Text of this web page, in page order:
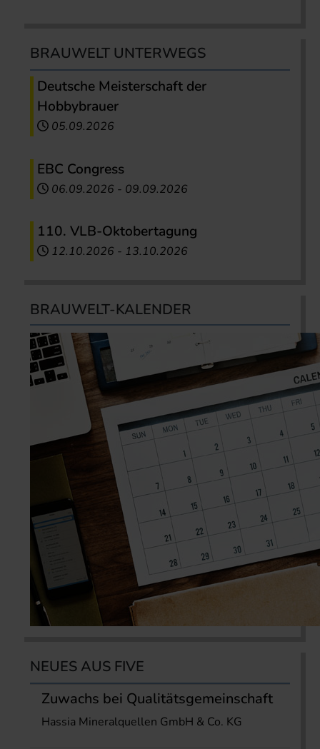
BRAUWELT UNTERWEGS
Deutsche Meisterschaft der
Hobbybrauer
05.09.2026
EBC Congress
06.09.2026 - 09.09.2026
110. VLB-Oktobertagung
12.10.2026 - 13.10.2026
BRAUWELT-KALENDER
NEUES AUS FIVE
Zuwachs bei Qualitätsgemeinschaft
Hassia Mineralquellen GmbH & Co. KG